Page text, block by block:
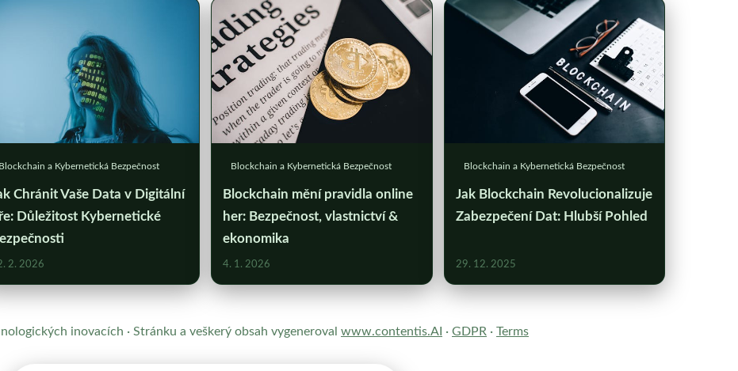
Blockchain a Kybernetická Bezpečnost
Chránit Vaše Data v Digitální
Důležitost Kybernetické
2. 2026
Blockchain a Kybernetická Bezpečnost
Blockchain mění pravidla online
her: Bezpečnost, vlastnictví &
ekonomika
4. 1. 2026
Blockchain a Kybernetická Bezpečnost
Jak Blockchain Revolucionalizuje
Zabezpečení Dat: Hlubší Pohled
29. 12. 2025
inovacích · Stránku a veškerý obsah vygeneroval www.contentis.AI · GDPR · Terms